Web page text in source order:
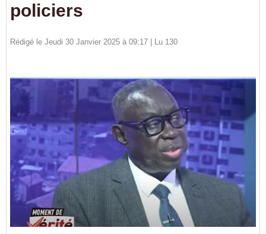
policiers
Rédigé le Jeudi 30 Janvier 2025 à 09:17 | Lu 130